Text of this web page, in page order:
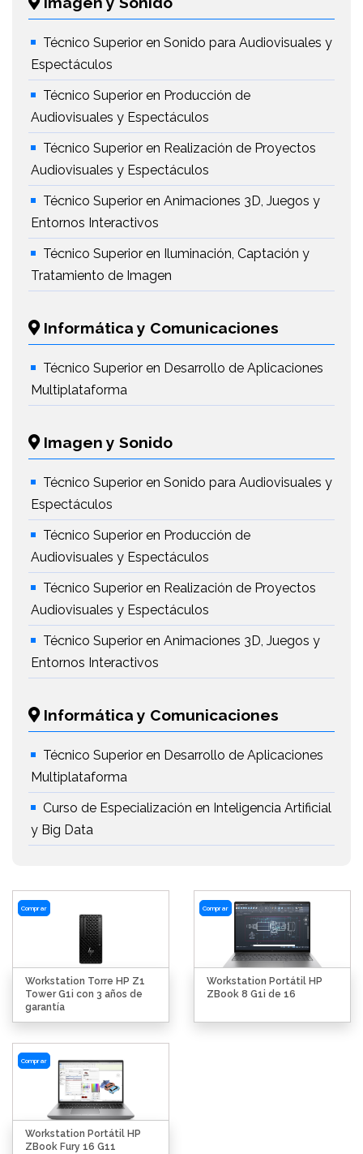
Técnico Superior en Sonido para Audiovisuales y
Espectáculos
Técnico Superior en Producción de
Audiovisuales y Espectáculos
Técnico Superior en Realización de Proyectos
Audiovisuales y Espectáculos
Técnico Superior en Animaciones 3D, Juegos y
Entornos Interactivos
Técnico Superior en Iluminación, Captación y
Tratamiento de Imagen
Informática y Comunicaciones
Técnico Superior en Desarrollo de Aplicaciones
Multiplataforma
Imagen y Sonido
Técnico Superior en Sonido para Audiovisuales y
Espectáculos
Técnico Superior en Producción de
Audiovisuales y Espectáculos
Técnico Superior en Realización de Proyectos
Audiovisuales y Espectáculos
Técnico Superior en Animaciones 3D, Juegos y
Entornos Interactivos
Informática y Comunicaciones
Técnico Superior en Desarrollo de Aplicaciones
Multiplataforma
Curso de Especialización en Inteligencia Artificial
y Big Data
Comprar
Workstation Torre HP Z1
Tower G1i con 3 años de
garantía
Comprar
Workstation Portátil HP
ZBook 8 G1i de 16
Comprar
Workstation Portátil HP
ZBook Fury 16 G11